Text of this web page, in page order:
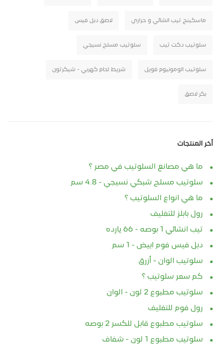
ماسكينج تيب انشائي و حراري لاصق دبل فيس
سلوتيب دكت تيب سلوتيب مسلح نسيجي
سلوتيب الومونيوم فويل شريط لحام كهربي - شيكرتون
بكر لاصق
أخر المنتجات
ما هي مصانع السلوتيب في مصر ؟
سلوتيب مسلح شبكي نسيجي - 4.8 سم
ما هي انواع السلوتيب ؟
رول بابلز للتغليف
تيب انشائي 1 بوصه - 66 يارده
دبل فيس فوم ابيض - 1 سم
سلوتيب الوان - أزرق
كم سعر سلوتيب ؟
سلوتيب مطبوع 2 لون - الوان
رول فوم للتغليف
سلوتيب مطبوع قابل للكسر 2 بوصه
سلوتيب مطبوع 1 لون - شفاف